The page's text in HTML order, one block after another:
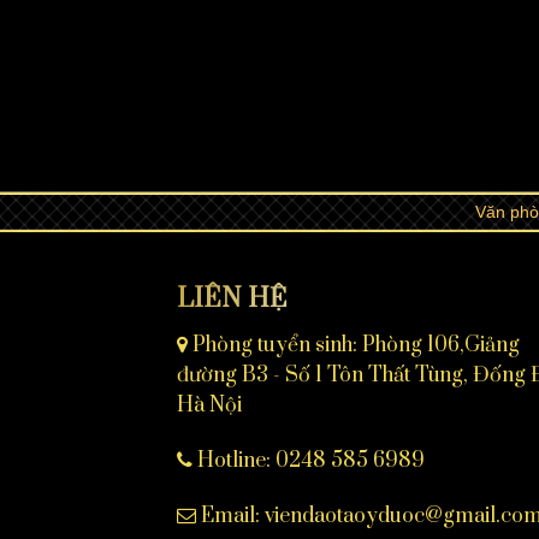
Văn
LIÊN HỆ
Phòng tuyển sinh: Phòng 106,Giảng
đường B3 - Số 1 Tôn Thất Tùng, Đống
Hà Nội
Hotline: 0248 585 6989
Email: